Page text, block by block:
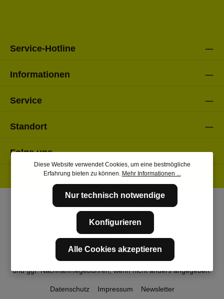
Service-Hotline
Informationen
Service
Standort
Folge uns
* Alle Preise inkl. gesetzl. Mehrwertsteuer zzgl.Versandkosten
und ggf. Nachnahmegebühren, wenn nicht anders angegeben.
Datenschutz Impressum Newsletter
Diese Website verwendet Cookies, um eine bestmögliche
Erfahrung bieten zu können. Mehr Informationen ...
Nur technisch notwendige
Konfigurieren
Alle Cookies akzeptieren